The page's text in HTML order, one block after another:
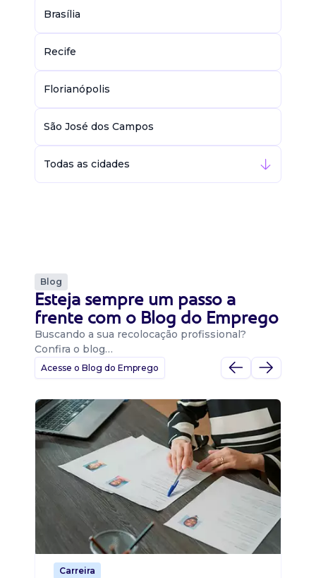
Brasília
Recife
Florianópolis
São José dos Campos
Todas as cidades
Blog
Esteja sempre um passo a
frente com o Blog do Emprego
Buscando a sua recolocação profissional?
Confira o blog…
Acesse o Blog do Emprego
Carreira